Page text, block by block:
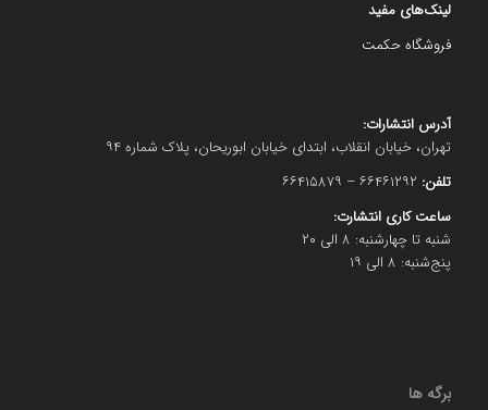
لینک‌های مفید
فروشگاه حکمت
آدرس انتشارات:
تهران، خیابان انقلاب، ابتدای خیابان ابوریحان، پلاک شماره ۹۴
تلفن:
ساعت کاری انتشارت:
شنبه تا چهارشنبه: ۸ الی ۲۰
پنج‌شنبه: ۸ الی ۱۹
برگه ها